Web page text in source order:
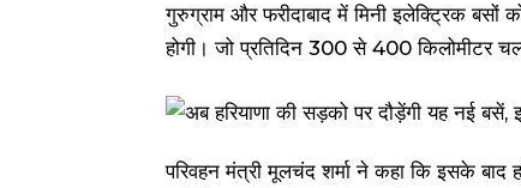
गुरुग्राम और फरीदाबाद में मिनी इलेक्ट्रिक
होगी। जो प्रतिदिन 300 से 400 किलोमीटर
परिवहन मंत्री मूलचंद शर्मा ने कहा कि इसके बाद